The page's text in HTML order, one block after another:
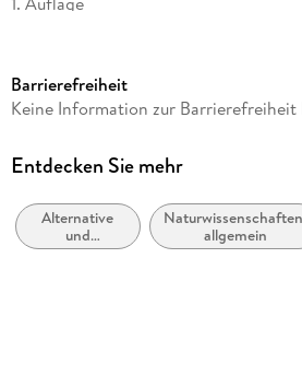
Reihe
Autor/Autorin
Verlag/Hersteller
Wiley-VCH GmbH
Barrierefreiheit
Keine Information zur Barrierefreiheit
Entdecken Sie mehr
Alternative
und
erneuerbare
allgemein